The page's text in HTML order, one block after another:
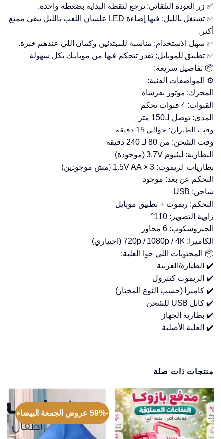
✅ زر العودة التلقائي: ترجع لنقطة البداية بضغطة واحدة.
✅ تشتغل بالليل: فيها إضاءة LED علشان اللعب بالليل يبقى ممتع
أكتر.
✅ سهل الاستخدام: مناسبة للمبتدئين وكمان اللي عندهم خبرة.
✅ تطبيق للموبايل: تقدر تتحكم فيها من موبايلك بكل سهولة
📦 تفاصيل سريعة:
⚙️ المواصفات الفنية:
المحرك: موتور بفرشاة
القنوات: 4 قنوات تحكم
المدى: توصل لـ150 متر
وقت الطيران: حوالي 15 دقيقة
وقت الشحن: من 80 لـ 240 دقيقة
البطارية: ليثيوم 3.7V (موجودة)
بطاريات الريموت: 3 × 1.5V AA (مش موجودين)
التحكم عن بعد: موجود
شاحن: USB
التحكم: ريموت + تطبيق موبايل
زاوية التصوير: 110°
الجيروسكوب: 6 محاور
الكاميرا: 720p / 1080p / 4K (اختياري)
📦 المحتويات اللي جوا العلبة:
✔️ الطيارة/العربية
✔️ الريموت كنترول
✔️ كاميرا (حسب النوع المختار)
✔️ كابل USB للشحن
✔️ بطارية الجهاز
✔️ العلبة الأصلية
منتجات ذات صلة
-59% عروض الجمعة البيضاء